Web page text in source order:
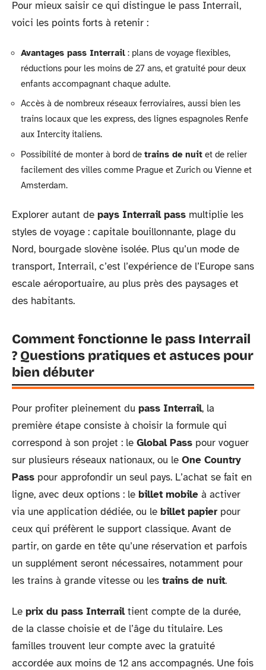
Pour mieux saisir ce qui distingue le pass Interrail,
voici les points forts à retenir :
Avantages pass Interrail : plans de voyage flexibles,
réductions pour les moins de 27 ans, et gratuité pour deux
enfants accompagnant chaque adulte.
Accès à de nombreux réseaux ferroviaires, aussi bien les
trains locaux que les express, des lignes espagnoles Renfe
aux Intercity italiens.
Possibilité de monter à bord de trains de nuit et de relier
facilement des villes comme Prague et Zurich ou Vienne et
Amsterdam.
Explorer autant de pays Interrail pass multiplie les
styles de voyage : capitale bouillonnante, plage du
Nord, bourgade slovène isolée. Plus qu’un mode de
transport, Interrail, c’est l’expérience de l’Europe sans
escale aéroportuaire, au plus près des paysages et
des habitants.
Comment fonctionne le pass Interrail
? Questions pratiques et astuces pour
bien débuter
Pour profiter pleinement du pass Interrail, la
première étape consiste à choisir la formule qui
correspond à son projet : le Global Pass pour voguer
sur plusieurs réseaux nationaux, ou le One Country
Pass pour approfondir un seul pays. L’achat se fait en
ligne, avec deux options : le billet mobile à activer
via une application dédiée, ou le billet papier pour
ceux qui préfèrent le support classique. Avant de
partir, on garde en tête qu’une réservation et parfois
un supplément seront nécessaires, notamment pour
les trains à grande vitesse ou les trains de nuit.
Le prix du pass Interrailtient compte de la durée,
de la classe choisie et de l’âge du titulaire. Les
familles trouvent leur compte avec la gratuité
accordée aux moins de 12 ans accompagnés. Une fois